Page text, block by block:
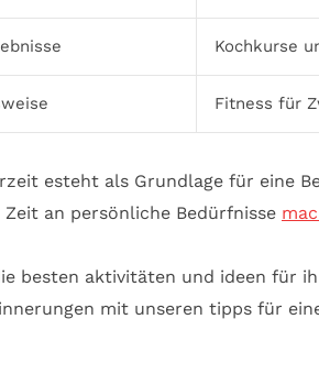
Kochkurse
Fitness für
esteht als Grundlage für eine
Zeit an persönliche Bedürfnisse